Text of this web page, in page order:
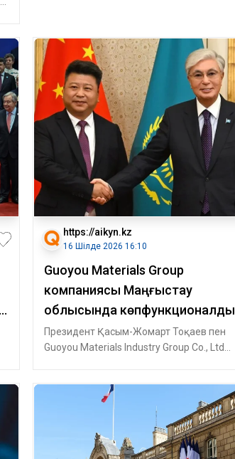
https://aikyn.kz
16 Шілде 2026 16:10
Guoyou Materials Group
компаниясы Маңғыстау
облысында көпфункционалды
порт салады
Президент Қасым-Жомарт Тоқаев пен
Guoyou Materials Industry Group Co., Ltd